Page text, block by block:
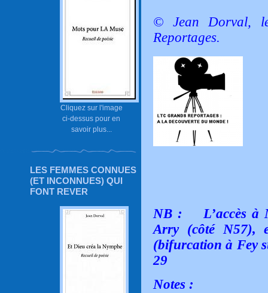
Cliquez sur l'image
ci-dessus pour en
savoir plus...
LES FEMMES CONNUES
(ET INCONNUES) QUI
FONT REVER
© Jean Dorval,
Reportages.
NB : L’accès à
Arry (côté N57),
(bifurcation à Fey
29
Notes :